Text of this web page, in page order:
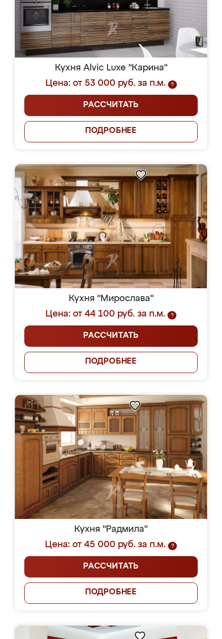
Кухня Alvic Luxe "Карина"
Цена: от 53 000 руб. за п.м.
?
РАССЧИТАТЬ
ПОДРОБНЕЕ
Кухня "Мирослава"
Цена: от 44 100 руб. за п.м.
?
РАССЧИТАТЬ
ПОДРОБНЕЕ
Кухня "Радмила"
Цена: от 45 000 руб. за п.м.
?
РАССЧИТАТЬ
ПОДРОБНЕЕ